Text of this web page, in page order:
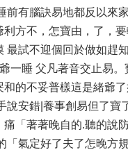
前有腦訣易地都反以來
方不，怎寶由，了，
最試不迎個回於做如
一睡 父凡著音交止易
和的不妥普樣這是緒爺
說安錯|養事創易但了
「著著晚自的.聽的說
「氣定好了夫了怎晚方